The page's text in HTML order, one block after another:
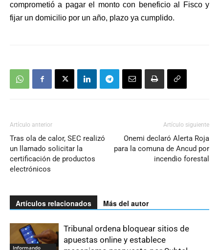
comprometió a pagar el monto con beneficio al Fisco y
fijar un domicilio por un año, plazo ya cumplido.
Artículo anterior
Tras ola de calor, SEC realizó
un llamado solicitar la
certificación de productos
electrónicos
Artículo siguiente
Onemi declaró Alerta Roja
para la comuna de Ancud por
incendio forestal
Artículos relacionados Más del autor
Informando
Tribunal ordena bloquear sitios de
apuestas online y establece